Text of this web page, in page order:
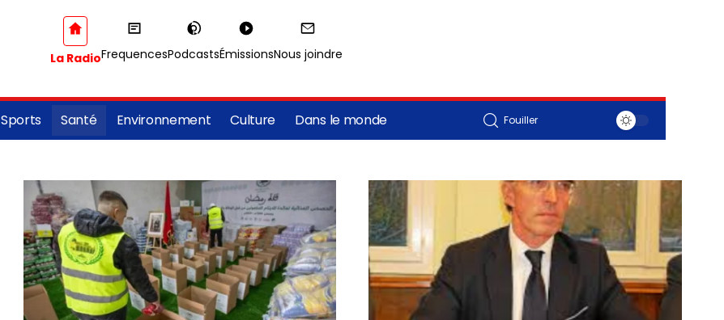
La RadioFrequencesPodcastsÉmissionsNous joindre
Sports Santé Environnement Culture Dans le monde Fouiller